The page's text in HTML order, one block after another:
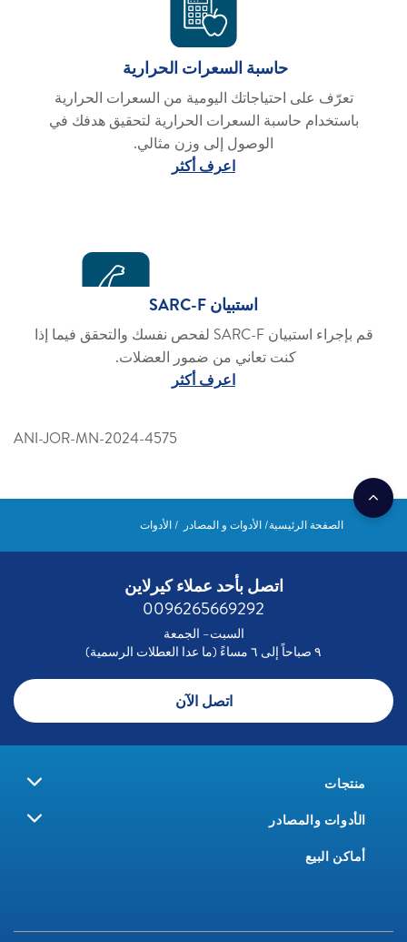
حاسبة السعرات الحرارية
تعرّف على احتياجاتك اليومية من السعرات الحرارية
باستخدام حاسبة السعرات الحرارية لتحقيق هدفك في
الوصول إلى وزن مثالي.
اعرف أكثر
استبيان SARC-F
قم بإجراء استبيان SARC-F لفحص نفسك والتحقق فيما إذا
كنت تعاني من ضمور العضلات.
اعرف أكثر
ANI-JOR-MN-2024-4575
الصفحة الرئيسية الأدوات و المصادر الأدوات
اتصل بأحد عملاء كيرلاين
0096265669292
السبت– الجمعة
٩ صباحاً إلى ٦ مساءً (ما عدا العطلات الرسمية)
اتصل الآن
منتجات
الأدوات والمصادر
أماكن البيع